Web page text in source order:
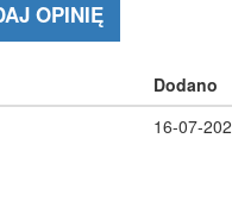
OPINIĘ
Dodano
16-07-